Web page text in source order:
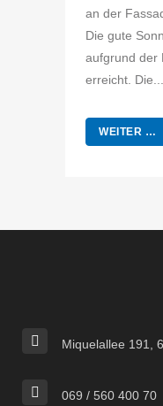
an der
Die gute
aufgrund der
erreicht. Die...
WEITER …
Miquelallee 191,
069 / 560 400 70